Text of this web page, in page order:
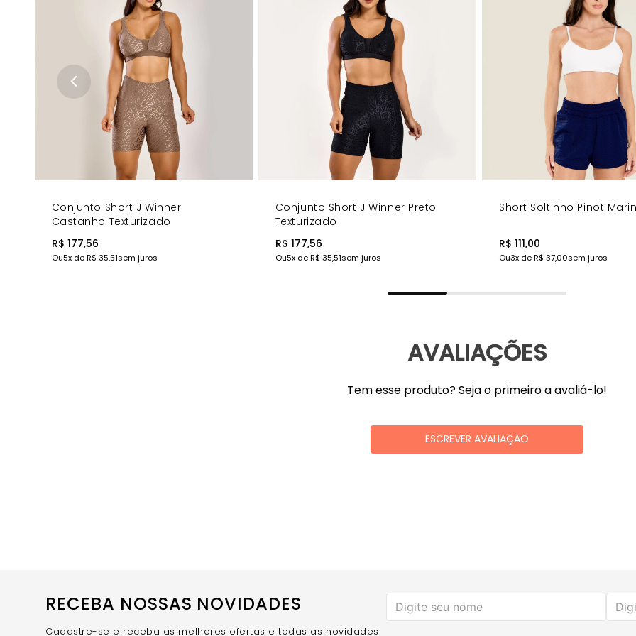
Recortes Estratégicos - Design que valoriza e realça as curvas
Escritas Personalizadas Platinadas - Detalhe sofisticado com brilho sutil
Cor Roxo Dubai Texturizada - Originalidade e elegância para um visual único
COMPRE AGORA- Complete seu look com o Top J Winner Donna Roxo Dubai
Conjunto Short J Winner
Castanho Texturizado
R$ 177,56
Ou5x deR$ 35,51sem juros
Conjunto Short J Winner Preto
Texturizado
R$ 177,56
Ou5x deR$ 35,51sem juros
Short Soltinho Pinot
R$ 111,00
Ou3x deR$ 37,00sem juros
AVALIAÇÕES
Tem esse produto? Seja o primeiro a avaliá-lo!
ESCREVER AVALIAÇÃO
RECEBA NOSSAS NOVIDADES
Cadastre-se e receba as melhores ofertas e todas as novidades